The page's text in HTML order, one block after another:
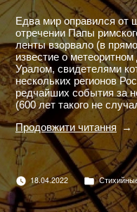
Едва мир оправился
отречении Папы
ленты взорвало (в
известие о
Уралом, свидетелями
нескольких регионов
редчайших события за
(600 лет такого не
Продовжити читання
18.04.2022
в